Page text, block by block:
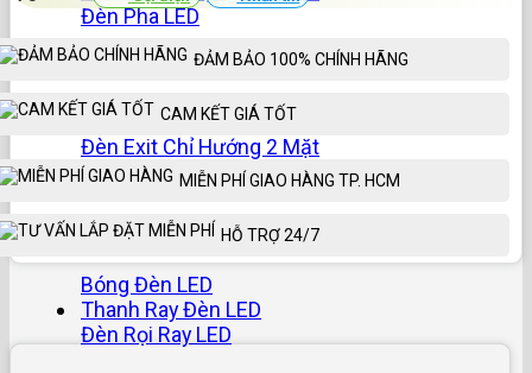
Đèn Pha LED
Đèn Khẩn Cấp
Đèn Exit Chỉ Hướng 1 Mặt
Đèn Exit Chỉ Hướng 2 Mặt
Đèn Exit Chỉ Hướng Mica
Sản Phẩm Khác
Bóng Đèn LED
Thanh Ray Đèn LED
Đèn Rọi Ray LED
ĐẢM BẢO 100% CHÍNH HÃNG
CAM KẾT GIÁ TỐT
MIỄN PHÍ GIAO HÀNG TP. HCM
HỖ TRỢ 24/7